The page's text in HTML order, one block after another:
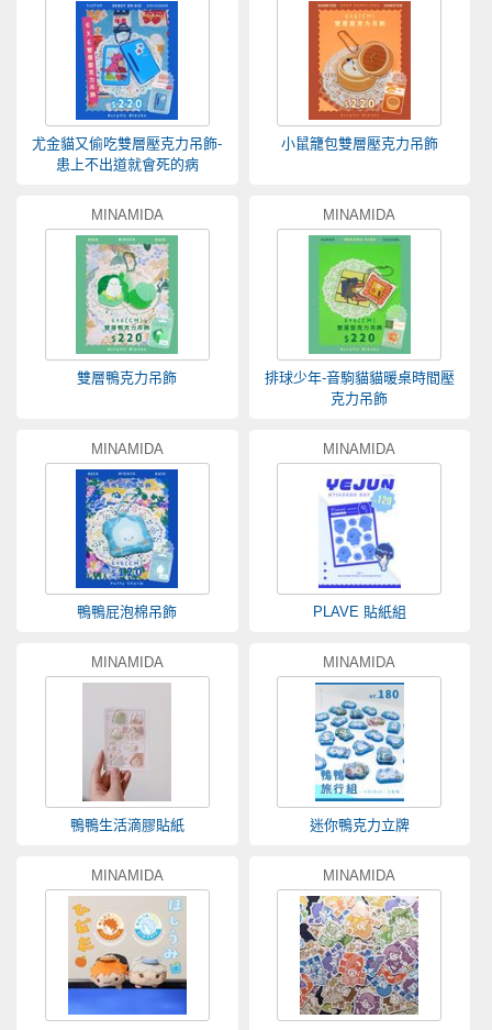
尤金貓又偷吃雙層壓克力吊飾-
患上不出道就會死的病
小鼠籠包雙層壓克力吊飾
MINAMIDA
雙層鴨克力吊飾
MINAMIDA
排球少年-音駒貓貓暖桌時間壓
克力吊飾
MINAMIDA
鴨鴨屁泡棉吊飾
MINAMIDA
PLAVE 貼紙組
MINAMIDA
鴨鴨生活滴膠貼紙
MINAMIDA
迷你鴨克力立牌
MINAMIDA MINAMIDA